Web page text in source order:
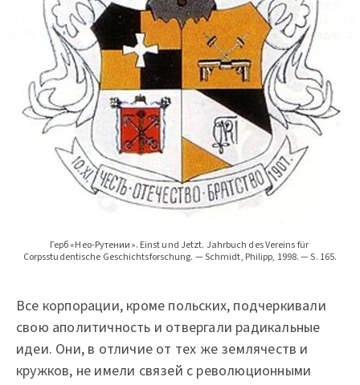
Герб «Нео-Рутении». Einst und Jetzt. Jahrbuch des Vereins für
Corpsstudentische Geschichtsforschung. — Schmidt, Philipp, 1998. — S. 165.
Все корпорации, кроме польских, подчеркивали
свою аполитичность и отвергали радикальные
идеи. Они, в отличие от тех же землячеств и
кружков, не имели связей с революционными